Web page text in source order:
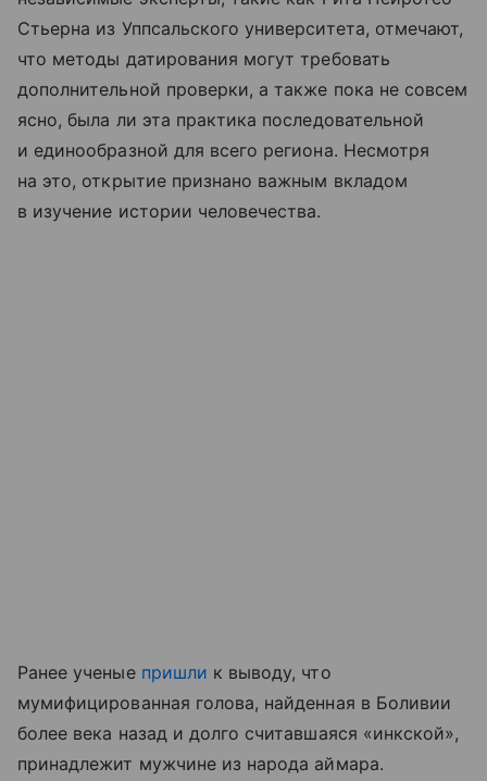
Стьерна из Уппсальского университета, отмечают,
что методы датирования могут требовать
дополнительной проверки, а также пока не совсем
ясно, была ли эта практика последовательной
и единообразной для всего региона. Несмотря
на это, открытие признано важным вкладом
в изучение истории человечества.
Ранее ученые пришли к выводу, что
мумифицированная голова, найденная в Боливии
более века назад и долго считавшаяся «инкской»,
принадлежит мужчине из народа аймара.